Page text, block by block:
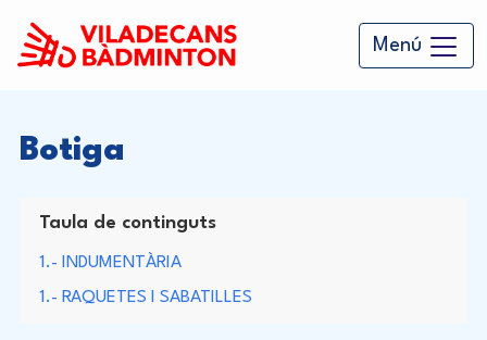
content
Menú
Botiga
Taula de continguts
1.- INDUMENTÀRIA
1.- RAQUETES I SABATILLES